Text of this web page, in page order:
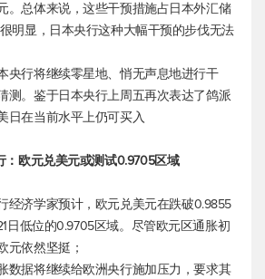
。总体来说，这些干预措施占日本外汇储
明显，日本央行这种大幅干预的步伐无法
央行将继续零星地、悄无声息地进行干
测。鉴于日本央行上周五再次表达了鸽派
日在当前水平上仍可买入
欧元兑美元或测试0.9705区域
济学家预计， 欧元兑美元在跌破0.9855
日低位的0.9705区域。尽管欧元区通胀初
元依然坚挺；
数据将继续给欧洲央行施加压力，要求其